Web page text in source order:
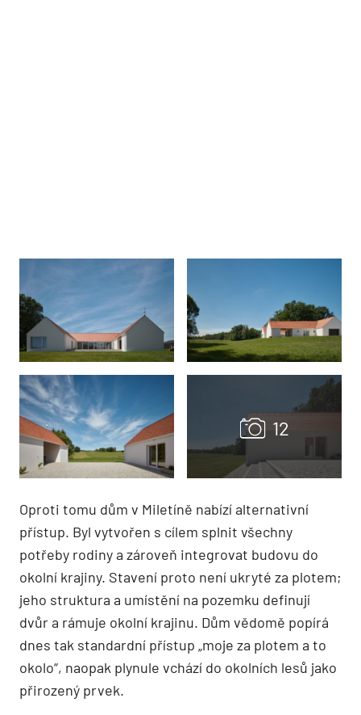
Oproti tomu dům v Miletíně nabízí alternativní
přístup. Byl vytvořen s cílem splnit všechny
potřeby rodiny a zároveň integrovat budovu do
okolní krajiny. Stavení proto není ukryté za plotem;
jeho struktura a umístění na pozemku definují
dvůr a rámuje okolní krajinu. Dům vědomě popírá
dnes tak standardní přístup „moje za plotem a to
okolo“, naopak plynule vchází do okolních lesů jako
přirozený prvek.